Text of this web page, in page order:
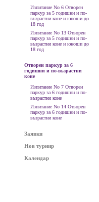
Изпитание No 6 Отворен
паркур за 5 годишни и по-
възрастни коне и юноши до
18 год
Изпитание No 13 Отворен
паркур за 5 годишни и по-
възрастни коне и юноши до
18 год
Отворен паркур за 6
годишни и по-възрастни
коне
Изпитание No 7 Отворен
паркур за 6 годишни и по-
възрастни коне
Изпитание No 14 Отворен
паркур за 6 годишни и по-
възрастни коне
Заявки
Нов турнир
Календар